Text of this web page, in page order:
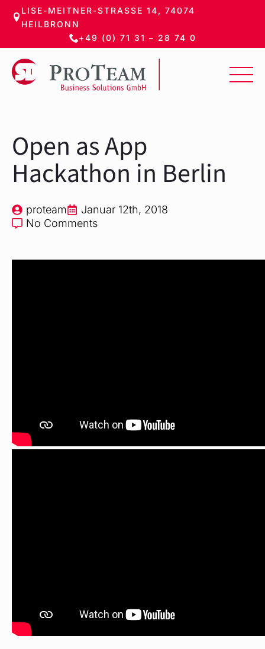
Zum
Hauptinhalt
LISE-MEITNER-STRASSE 14, 74074 H
EILBRONN
+49 (0) 71 31 – 28 74 0
Open as App
Hackathon in Berlin
proteam
Januar 12th, 2018
No Comments